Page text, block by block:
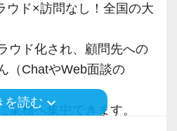
業務改善支援や管理体制
ティング業務にも携わっ
ク可能です（試用期間中
ウド×訪問なし！全国の大
ウド化され、顧問先への
（ChatやWeb面談の
業務へ集中できます。
を読む keyboard_arrow_down